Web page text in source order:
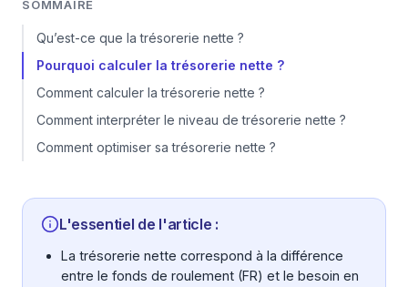
SOMMAIRE
Qu’est-ce que la trésorerie nette ?
Pourquoi calculer la trésorerie nette ?
Comment calculer la trésorerie nette ?
Comment interpréter le niveau de trésorerie nette ?
Comment optimiser sa trésorerie nette ?
L'essentiel de l'article :
La trésorerie nette correspond à la différence
entre le fonds de roulement (FR) et le besoin en